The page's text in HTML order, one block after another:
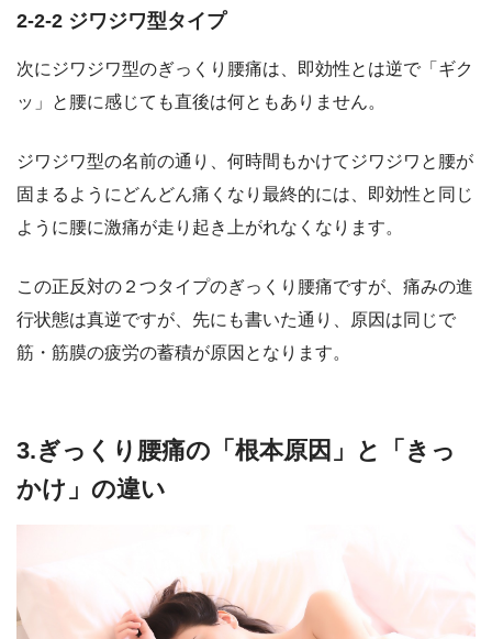
2-2-2 ジワジワ型タイプ
次にジワジワ型のぎっくり腰痛は、即効性とは逆で「ギク
ッ」と腰に感じても直後は何ともありません。
ジワジワ型の名前の通り、何時間もかけてジワジワと腰が
固まるようにどんどん痛くなり最終的には、即効性と同じ
ように腰に激痛が走り起き上がれなくなります。
この正反対の２つタイプのぎっくり腰痛ですが、痛みの進
行状態は真逆ですが、先にも書いた通り、原因は同じで
筋・筋膜の疲労の蓄積が原因となります。
3.ぎっくり腰痛の「根本原因」と「きっ
かけ」の違い